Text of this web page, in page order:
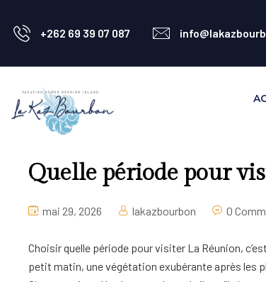
+262 69 39 07 087
Quelle période pour
mai 29, 2026 lakazbourbon 0
Choisir quelle période pour visiter La Réunion,
petit matin, une végétation exubérante après les